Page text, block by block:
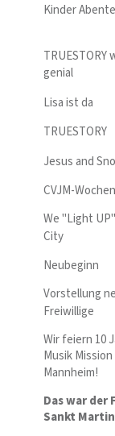
Kinder
TRUESTORY
genial
Lisa ist da
TRUESTORY
Jesus and
CVJM-
We "Light
City
Neubeginn
Vorstellung
Freiwillige
Wir feiern 10
Musik Mission
Mannheim!
Das war der
Sankt